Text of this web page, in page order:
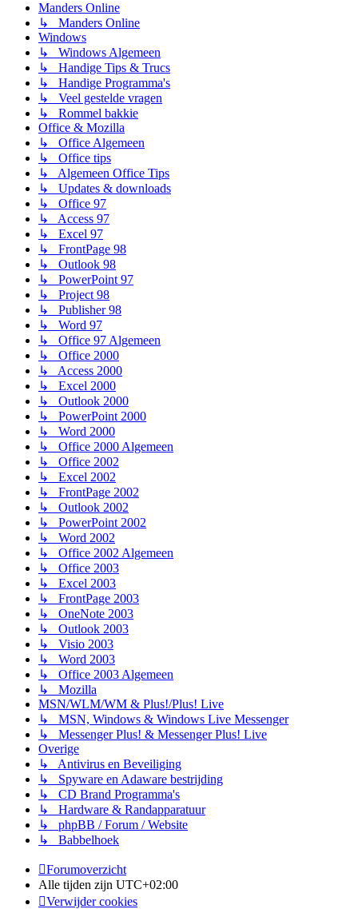
Manders Online
↳ Manders Online
Windows
↳ Windows Algemeen
↳ Handige Tips & Trucs
↳ Handige Programma's
↳ Veel gestelde vragen
↳ Rommel bakkie
Office & Mozilla
↳ Office Algemeen
↳ Office tips
↳ Algemeen Office Tips
↳ Updates & downloads
↳ Office 97
↳ Access 97
↳ Excel 97
↳ FrontPage 98
↳ Outlook 98
↳ PowerPoint 97
↳ Project 98
↳ Publisher 98
↳ Word 97
↳ Office 97 Algemeen
↳ Office 2000
↳ Access 2000
↳ Excel 2000
↳ Outlook 2000
↳ PowerPoint 2000
↳ Word 2000
↳ Office 2000 Algemeen
↳ Office 2002
↳ Excel 2002
↳ FrontPage 2002
↳ Outlook 2002
↳ PowerPoint 2002
↳ Word 2002
↳ Office 2002 Algemeen
↳ Office 2003
↳ Excel 2003
↳ FrontPage 2003
↳ OneNote 2003
↳ Outlook 2003
↳ Visio 2003
↳ Word 2003
↳ Office 2003 Algemeen
↳ Mozilla
MSN/WLM/WM & Plus!/Plus! Live
↳ MSN, Windows & Windows Live Messenger
↳ Messenger Plus! & Messenger Plus! Live
Overige
↳ Antivirus en Beveiliging
↳ Spyware en Adaware bestrijding
↳ CD Brand Programma's
↳ Hardware & Randapparatuur
↳ phpBB / Forum / Website
↳ Babbelhoek
Forumoverzicht
Alle tijden zijn UTC+02:00
Verwijder cookies